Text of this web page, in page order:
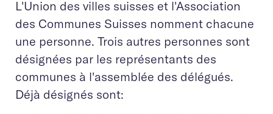
L'Union des villes suisses et l'Association
des Communes Suisses nomment chacune
une personne. Trois autres personnes sont
désignées par les représentants des
communes à l'assemblée des délégués.
Déjà désignés sont: